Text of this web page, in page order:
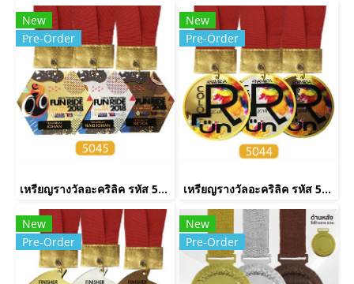
New
Pre-Order
เหรียญรางวัลอะคริลิค รหัส 5045
New
Pre-Order
เหรียญรางวัลอะคริลิค รหัส 5044
New
Pre-Order
New
Pre-Order